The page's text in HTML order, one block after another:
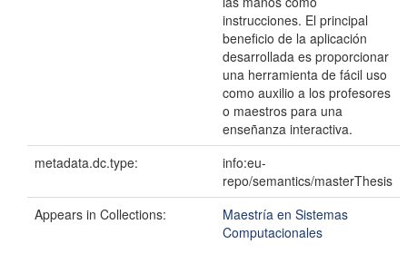
instrucciones. El principal
beneficio de la aplicación
desarrollada es proporcionar
una herramienta de fácil uso
como auxilio a los profesores
o maestros para una
enseñanza interactiva.
metadata.dc.type:
info:eu-
repo/semantics/masterThesis
Appears in Collections:
Maestría en Sistemas
Computacionales